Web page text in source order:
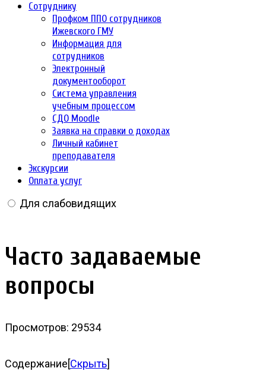
Сотруднику
Профком ППО сотрудников
Ижевского ГМУ
Информация для
сотрудников
Электронный
документооборот
Система управления
учебным процессом
СДО Moodle
Заявка на справки о доходах
Личный кабинет
преподавателя
Экскурсии
Оплата услуг
Для слабовидящих
Часто задаваемые
вопросы
Просмотров: 29534
Содержание[Скрыть]